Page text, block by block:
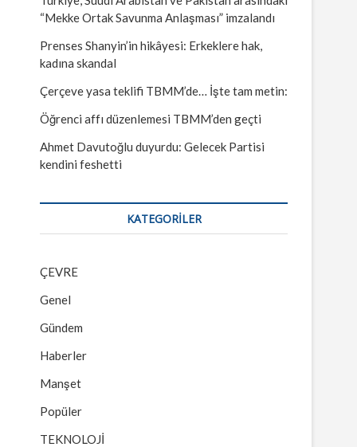
“Mekke Ortak Savunma Anlaşması” imzalandı
Prenses Shanyin’in hikâyesi: Erkeklere hak,
kadına skandal
Çerçeve yasa teklifi TBMM’de… İşte tam metin:
Öğrenci affı düzenlemesi TBMM’den geçti
Ahmet Davutoğlu duyurdu: Gelecek Partisi
kendini feshetti
KATEGORILER
ÇEVRE
Genel
Gündem
Haberler
Manşet
Popüler
TEKNOLOJİ